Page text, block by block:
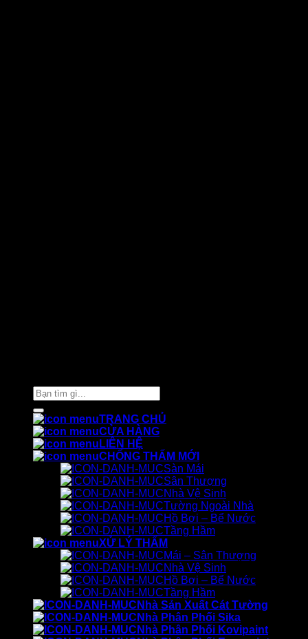
Tìm
kiếm:
TRANG CHỦ
CỬA HÀNG
LIÊN HỆ
CHỐNG THẤM MỚI
Sàn Mái
Sân Thượng
Nhà Vệ Sinh
Tường Ngoài Nhà
Hồ Bơi – Bể Nước
Tầng Hầm
XỬ LÝ THẤM
Mái – Sân Thượng
Nhà Vệ Sinh
Hồ Bơi – Bể Nước
Tầng Hầm
Nhà Sản Xuất Cát Tường
Nhà Phân Phối Sika
Nhà Phân Phối Kovipaint